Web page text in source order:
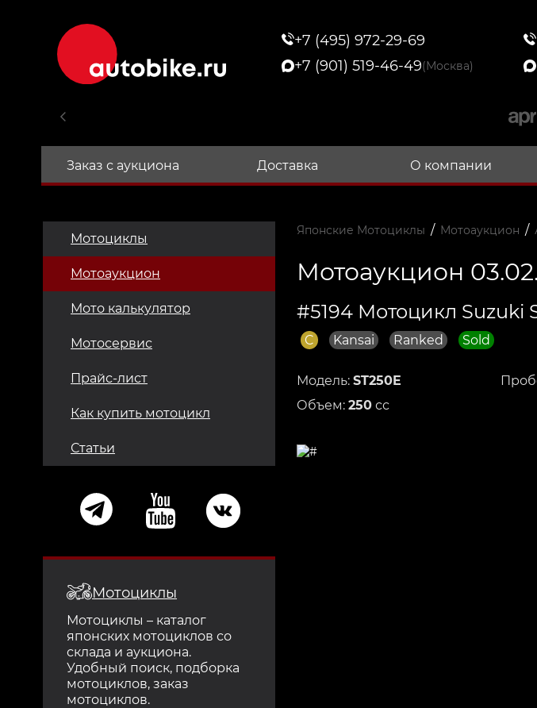
+7 (495) 972-29-69
+7 (901) 519-46-49(Москва)
Заказ с аукциона Доставка О компании
Мотоциклы
Мотоаукцион
Мото калькулятор
Мотосервис
Прайс-лист
Как купить мотоцикл
Статьи
Мотоциклы
Мотоциклы – каталог
японских мотоциклов со
склада и аукциона.
Удобный поиск, подборка
мотоциклов, заказ
мотоциклов.
Японские Мотоциклы / Мотоаукцион /
Мотоаукцион
#5194 Мотоцикл Suzuki
C Kansai Ranked Sold
Модель: ST250E
Объем: 250сс